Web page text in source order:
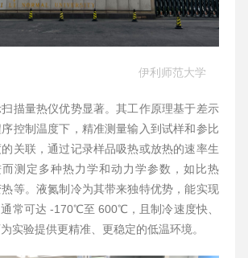
伊利师范大学
描量热仪优势显著。其工作原理基于差示
控制温度下，精准测量输入到试样和参比
关联，通过记录样品吸热或放热的速率生
测定多种热力学和动力学参数，如比热
等。液氮制冷为其带来独特优势，能实现
常可达 -170℃至 600℃，且制冷速度快、
实验提供更精准、更稳定的低温环境。